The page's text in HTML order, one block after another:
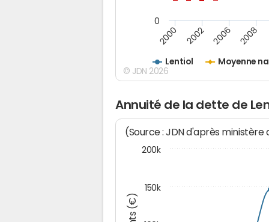
Lentiol Moyenne
2000 2002 2006 2008
0
© JDN 2026
Annuité de la dette de
(Source : JDN d'après ministère
150k
200k